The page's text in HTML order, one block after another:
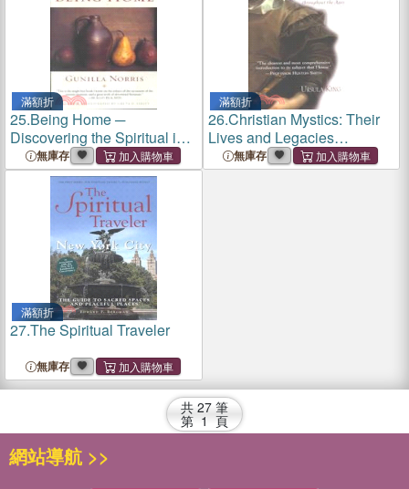
滿額折
25.Being Home ─
Discovering the Spiritual in
the Everyday
無庫存
滿額折
26.Christian Mystics: Their
Lives and Legacies
Throughout the Ages
無庫存
滿額折
27.The Spiritual Traveler
無庫存
共 27 筆
第 1 頁
網站導航 >>